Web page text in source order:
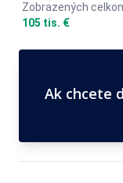
Zobrazených
105 tis. €
Ak chcete